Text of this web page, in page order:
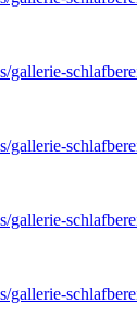
gallerie-
gallerie-
gallerie-
gallerie-